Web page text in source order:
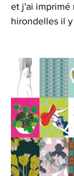
et j'ai imprimé
hirondelles il